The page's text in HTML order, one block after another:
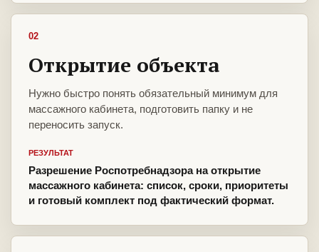
02
Открытие объекта
Нужно быстро понять обязательный минимум для
массажного кабинета, подготовить папку и не
переносить запуск.
РЕЗУЛЬТАТ
Разрешение Роспотребнадзора на открытие
массажного кабинета: список, сроки, приоритеты
и готовый комплект под фактический формат.